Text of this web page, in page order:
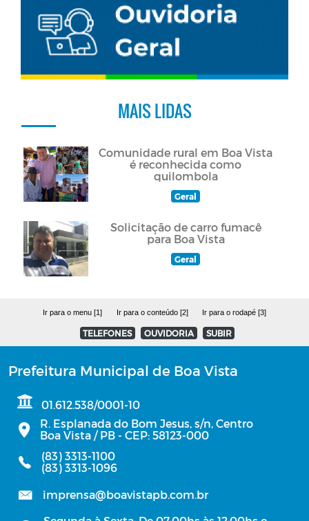
MAIS LIDAS
Comunidade rural em Boa Vista
é reconhecida como
quilombola
Geral
Solicitação de carro fumacê
para Boa Vista
Geral
Ir para o menu [1] Ir para o conteúdo [2] Ir para o rodapé [3]
TELEFONES OUVIDORIA SUBIR
Prefeitura Municipal de Boa Vista
01.612.538/0001-10
R. Esplanada do Bom Jesus, s/n, Centro
Boa Vista / PB - CEP: 58123-000
(83) 3313-1100
(83) 3313-1096
imprensa@boavistapb.com.br